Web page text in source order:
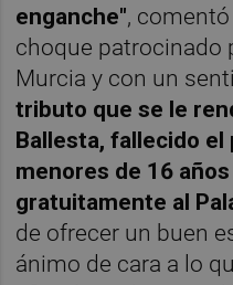
enganche",
choque patrocinado
Murcia y con un
tributo que se le
Ballesta, fallecido el
menores de 16
gratuitamente al
de ofrecer un buen
ánimo de cara a lo